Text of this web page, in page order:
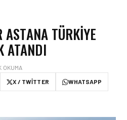
TÜRKIYE
ATANDI
OKUMA
X / TWITTER WHATSAPP